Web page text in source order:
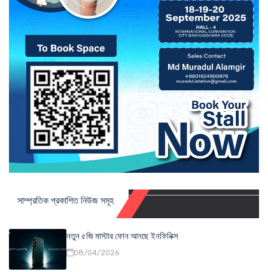
সাম্প্রতিক প্রকাশিত নিউজ সমূহ
নতুন ৫জি মাস্টার ফোন আনছে ইনফিনিক্স
08/04/2026